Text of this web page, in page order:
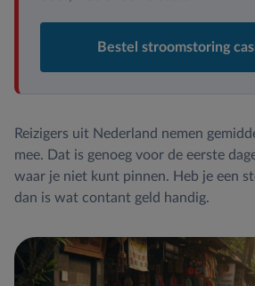
Bestel stroomstoring
Reizigers uit Nederland nemen
mee. Dat is genoeg voor de eerste
waar je niet kunt pinnen. Heb je een
dan is wat contant geld handig.